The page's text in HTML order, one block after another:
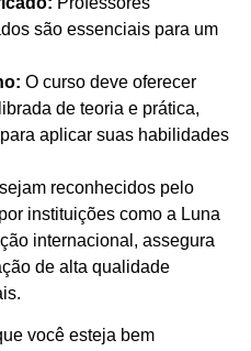
são essenciais para um
O curso deve oferecer
de teoria e prática,
aplicar suas habilidades
reconhecidos pelo
instituições como a Luna
internacional, assegura
de alta qualidade
você esteja bem